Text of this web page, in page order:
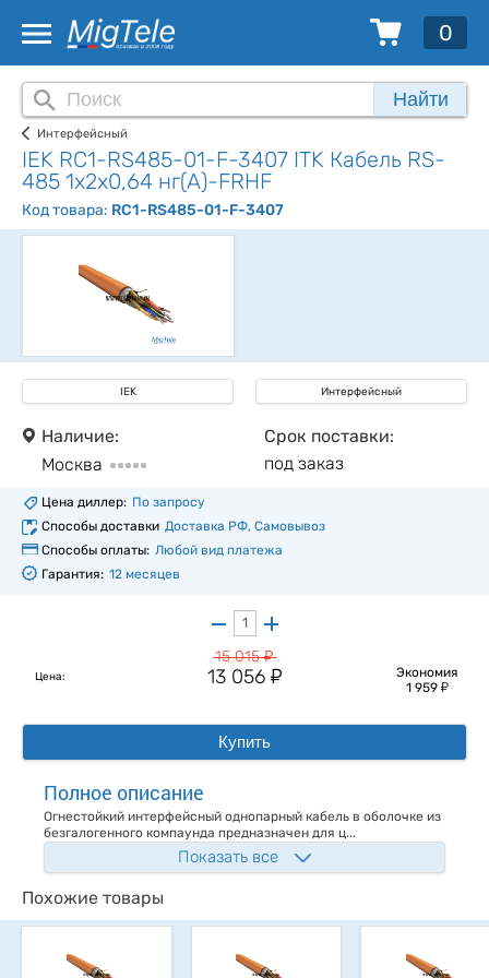
0
Найти
Интерфейсный
IEK RC1-RS485-01-F-3407 ITK Кабель RS-
485 1х2х0,64 нг(А)-FRHF
Код товара: RC1-RS485-01-F-3407
IEK Интерфейсный
Наличие:
Москва
Срок поставки:
под заказ
Цена диллер: По запросу
Способы доставки Доставка РФ, Самовывоз
Способы оплаты: Любой вид платежа
Гарантия: 12 месяцев
Цена:
15 015у
13 056 у
Экономия
1 959 у
Купить
Полное описание
Огнестойкий интерфейсный однопарный кабель в оболочке из
безгалогенного компаунда предназначен для ц...
Показать все
Похожие товары